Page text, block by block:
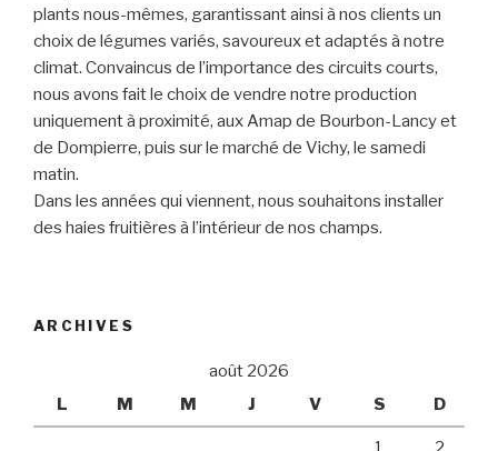
plants nous-mêmes, garantissant ainsi à nos clients un
choix de légumes variés, savoureux et adaptés à notre
climat. Convaincus de l’importance des circuits courts,
nous avons fait le choix de vendre notre production
uniquement à proximité, aux Amap de Bourbon-Lancy et
de Dompierre, puis sur le marché de Vichy, le samedi
matin.
Dans les années qui viennent, nous souhaitons installer
des haies fruitières à l’intérieur de nos champs.
ARCHIVES
août 2026
L
M M J V S D